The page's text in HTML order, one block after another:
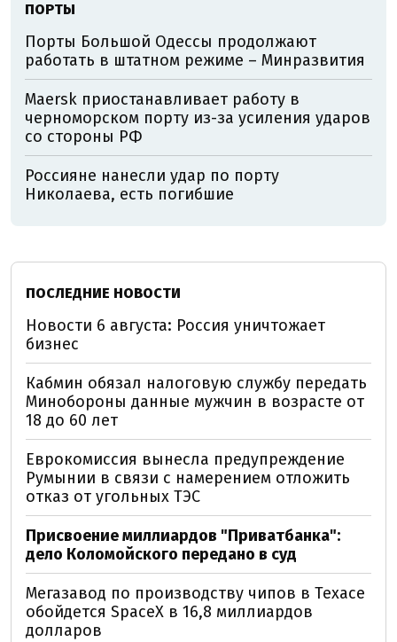
ПОРТЫ
Порты Большой Одессы продолжают
работать в штатном режиме – Минразвития
Maersk приостанавливает работу в
черноморском порту из-за усиления ударов
со стороны РФ
Россияне нанесли удар по порту
Николаева, есть погибшие
ПОСЛЕДНИЕ НОВОСТИ
Новости 6 августа: Россия уничтожает
бизнес
Кабмин обязал налоговую службу передать
Минобороны данные мужчин в возрасте от
18 до 60 лет
Еврокомиссия вынесла предупреждение
Румынии в связи с намерением отложить
отказ от угольных ТЭС
Присвоение миллиардов "Приватбанка":
дело Коломойского передано в суд
Мегазавод по производству чипов в Техасе
обойдется SpaceX в 16,8 миллиардов
долларов